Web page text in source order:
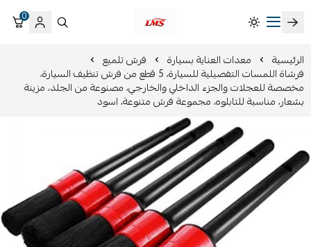
متجر لمسات الشرقية لزينة سيارات LMS
0
الرئيسية معدات العناية بسيارة فرش تلميع
فرشاة اللمسات التفصيلية للسيارة، 5 قطع من فرش تنظيف السيارة،
مخصصة للعجلات والجزء الداخلي والخارجي، مصنوعة من الجلد، مزينة
بشعار، مناسبة للتابلوه، مجموعة فرش متنوعة، اسود